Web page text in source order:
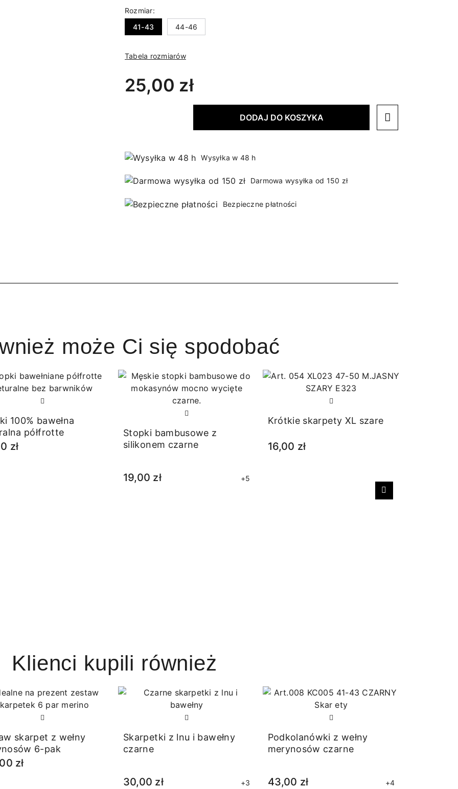
Rozmiar:
41-43
44-46
Tabela rozmiarów
25,00 zł
DODAJ DO KOSZYKA
Wysyłka w 48 h
Darmowa wysyłka od 150 zł
Bezpieczne płatności
może Ci się spodobać
100% bawełna
półfrotte
zł
Stopki bambusowe z
silikonem czarne
19,00 zł +5
Krótkie skarpety XL szare
16,00 zł
Następny
Klienci kupili również
skarpet z wełny
6-pak
zł
Skarpetki z lnu i bawełny
czarne
30,00 zł +3
Podkolanówki z wełny
merynosów czarne
43,00 zł +4